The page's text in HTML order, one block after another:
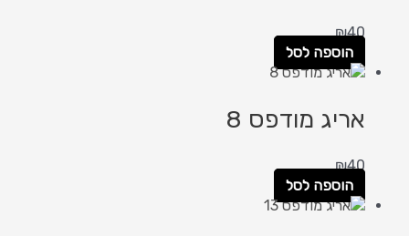
₪40
הוספה לסל
אריג מודפס 8
₪40
הוספה לסל